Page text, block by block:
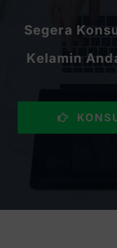
Segera
Kelamin